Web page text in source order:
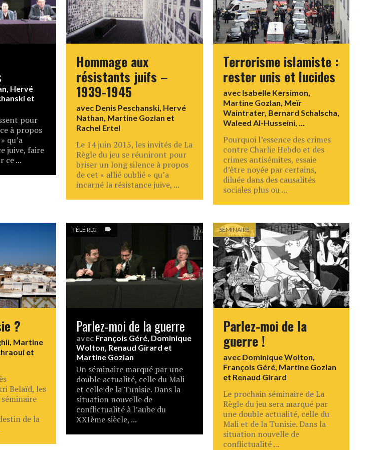
, Hervé
et
pour
à propos
qu’a
juive, faire
ce ...
Hommage aux
résistants juifs –
1939-1945
avec Denis Peschanski, Hervé
Nathan, Martine Gozlan et
Rachel Ertel
Le 14 juin 2015, les invités de La
Règle du jeu se réuniront pour
briser un long silence à propos
de cet « allié oublié » qu’a
incarné la résistance juive, ...
Terrorisme islamiste :
rester unis et lucides
avec Isabelle Kersimon,
Martine Gozlan, Meïr
Waintrater, Bernard Schalscha,
Waleed Al-Husseini, ...
Pourquoi l’essence des crimes
contre Charlie Hebdo et des
crimes antisémites, essaie
d’être noyée par certains,
diluée dans des causalités
sociales plus ou ...
?
, Martine
et
Belaïd, les
de la
TÉLÉ RDJ
Parlez-moi de la guerre
avec François Géré, Dominique
Wolton, Renaud Girard et
Martine Gozlan
Un séminaire marqué par une
double actualité, celle du Mali
et celle de la Tunisie. Dans la
situation nouvelle de
conflictualité à l’aube du
XXIème siècle, ...
SÉMINAIRE
Parlez-moi de la
guerre !
avec Dominique Wolton,
François Géré, Martine Gozlan
et Renaud Girard
Le prochain séminaire de La
Règle du jeu sera marqué par
une double actualité, celle du
Mali et de la Tunisie. Dans la
situation nouvelle de
conflictualité ...